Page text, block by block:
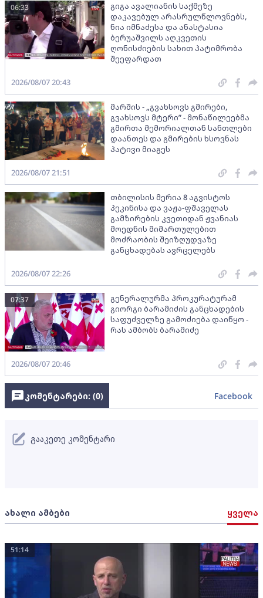
გიგა ავალიანის საქმეზე
დაკავებულ არასრულწლოვნებს,
ნია იმნაძესა და ანასტასია
ბერუაშვილს აღკვეთის
ღონისძიების სახით პატიმრობა
შეეფარდათ
06:33
2026/08/07 20:43
მარშის - „გვახსოვს გმირები,
გვახსოვს მტერი” - მონაწილეებმა
გმირთა მემორიალთან სანთლები
დაანთეს და გმირების ხსოვნას
პატივი მიაგეს
2026/08/07 21:51
თბილისის მერია 8 აგვისტოს
პეკინისა და ვაჟა-ფშაველას
გამზირების კვეთიდან ჟვანიას
მოედნის მიმართულებით
მოძრაობის შეიზღუდვაზე
განცხადებას ავრცელებს
2026/08/07 22:26
გენერალურმა პროკურატურამ
გიორგი ბარამიძის განცხადების
საფუძველზე გამოძიება დაიწყო -
რას ამბობს ბარამიძე
07:37
2026/08/07 20:46
ახალი ამბები ყველა
51:14
კომენტარები: (0) Facebook
გააკეთე კომენტარი